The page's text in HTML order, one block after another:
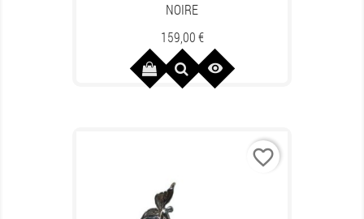
NOIRE
Prix
159,00 €

favorite_border